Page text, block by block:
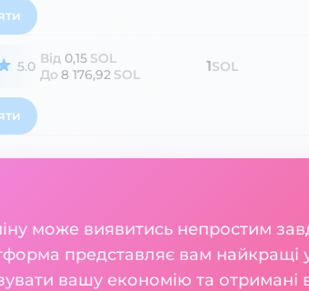
5.0 Від 0,15 SOL
До 8 176,92 SOL 1SOL
може виявитись непростим
представляє вам найкращі
вашу економію та отримані